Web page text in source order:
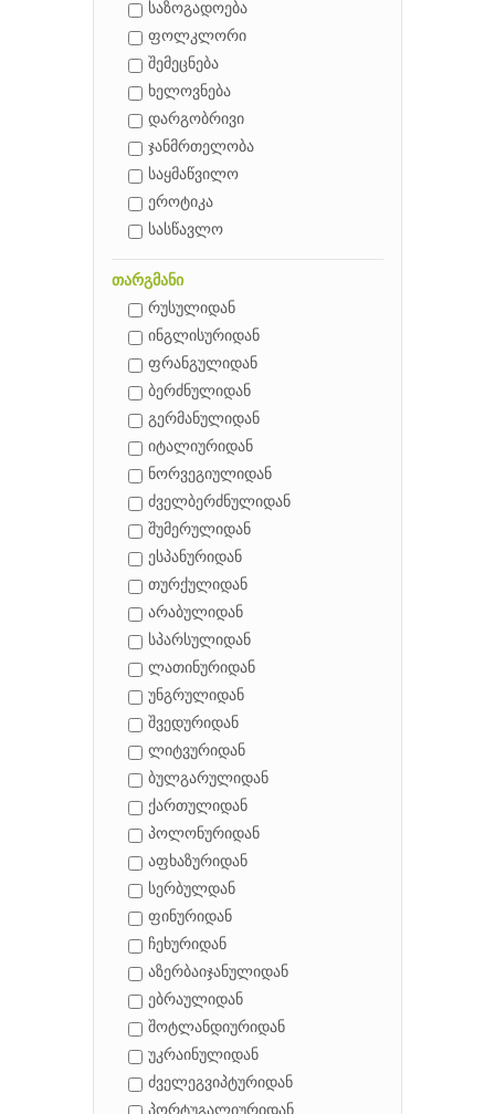
საზოგადოება
ფოლკლორი
შემეცნება
ხელოვნება
დარგობრივი
ჯანმრთელობა
საყმაწვილო
ეროტიკა
სასწავლო
თარგმანი
რუსულიდან
ინგლისურიდან
ფრანგულიდან
ბერძნულიდან
გერმანულიდან
იტალიურიდან
ნორვეგიულიდან
ძველბერძნულიდან
შუმერულიდან
ესპანურიდან
თურქულიდან
არაბულიდან
სპარსულიდან
ლათინურიდან
უნგრულიდან
შვედურიდან
ლიტვურიდან
ბულგარულიდან
ქართულიდან
პოლონურიდან
აფხაზურიდან
სერბულდან
ფინურიდან
ჩეხურიდან
აზერბაიჯანულიდან
ებრაულიდან
შოტლანდიურიდან
უკრაინულიდან
ძველეგვიპტურიდან